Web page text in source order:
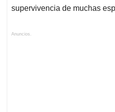
supervivencia de muchas
Anuncios.